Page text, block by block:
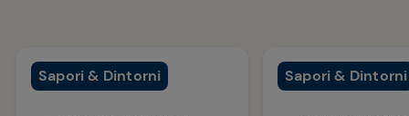
Sapori & Dintorni Sapori & Dintorni